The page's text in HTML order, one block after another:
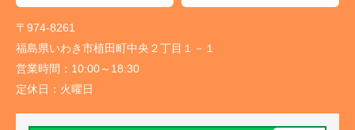
〒974-8261
福島県いわき市植田町中央２丁目１－１
営業時間： 10:00～18:30
定休日： 火曜日